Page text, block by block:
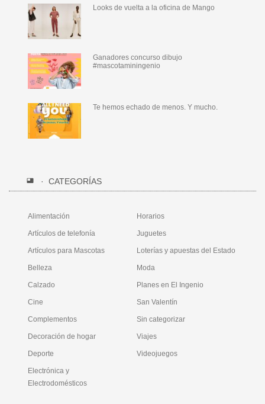
Looks de vuelta a la oficina de Mango
Ganadores concurso dibujo
#mascotaminingenio
Te hemos echado de menos. Y mucho.
CATEGORÍAS
Alimentación
Artículos de telefonía
Artículos para Mascotas
Belleza
Calzado
Cine
Complementos
Decoración de hogar
Deporte
Electrónica y
Electrodomésticos
Horarios
Juguetes
Loterías y apuestas del Estado
Moda
Planes en El Ingenio
San Valentín
Sin categorizar
Viajes
Videojuegos